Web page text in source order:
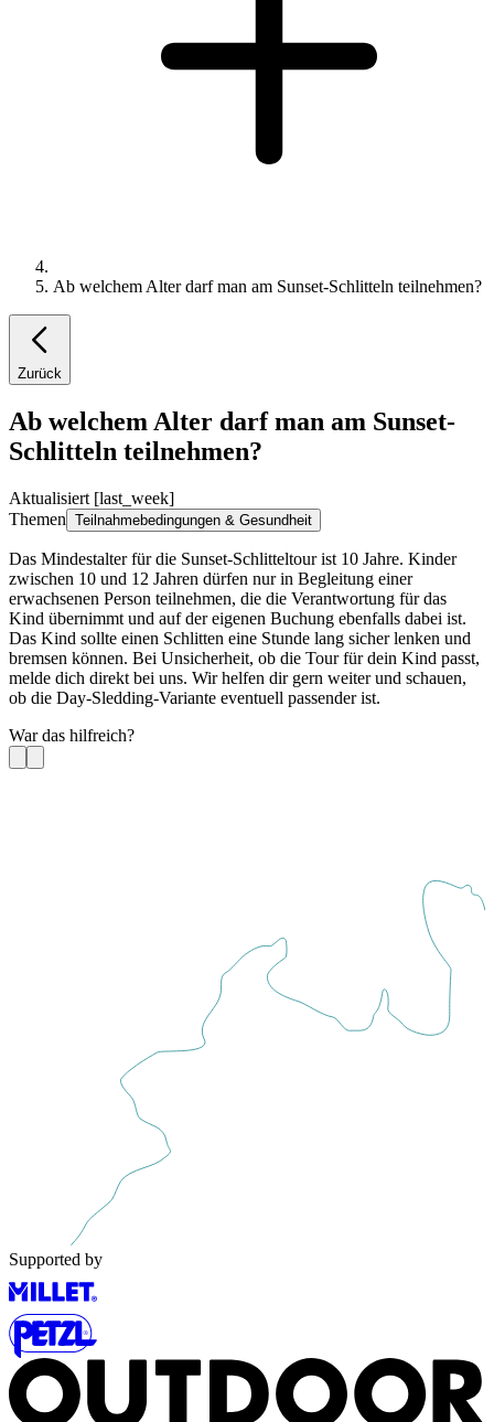
Ab welchem Alter darf man am Sunset-Schlitteln teilnehmen?
Zurück
Ab welchem Alter darf man am Sunset-
Schlitteln teilnehmen?
Aktualisiert [last_week]
Themen Teilnahmebedingungen & Gesundheit
Das Mindestalter für die Sunset-Schlitteltour ist 10 Jahre. Kinder
zwischen 10 und 12 Jahren dürfen nur in Begleitung einer
erwachsenen Person teilnehmen, die die Verantwortung für das
Kind übernimmt und auf der eigenen Buchung ebenfalls dabei ist.
Das Kind sollte einen Schlitten eine Stunde lang sicher lenken und
bremsen können. Bei Unsicherheit, ob die Tour für dein Kind passt,
melde dich direkt bei uns. Wir helfen dir gern weiter und schauen,
ob die Day-Sledding-Variante eventuell passender ist.
War das hilfreich?
Supported by